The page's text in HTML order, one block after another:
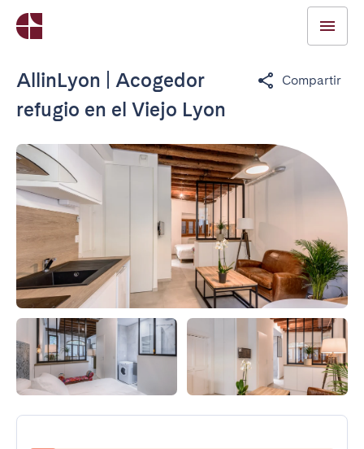
AllinLyon | Acogedor
refugio en el Viejo Lyon
Compartir